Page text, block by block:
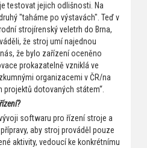
testovat jejich odlišnosti. Na
"taháme po výstavách". Teď v
strojírenský veletrh do Brna,
že stroj umí najednou
že bylo zařízení oceněno
prokazatelně vzniklá ve
organizacemi v ČR/na
projektů dotovaných státem“.
softwaru pro řízení stroje a
aby stroj prováděl pouze
aktivity, vedoucí ke konkrétnímu